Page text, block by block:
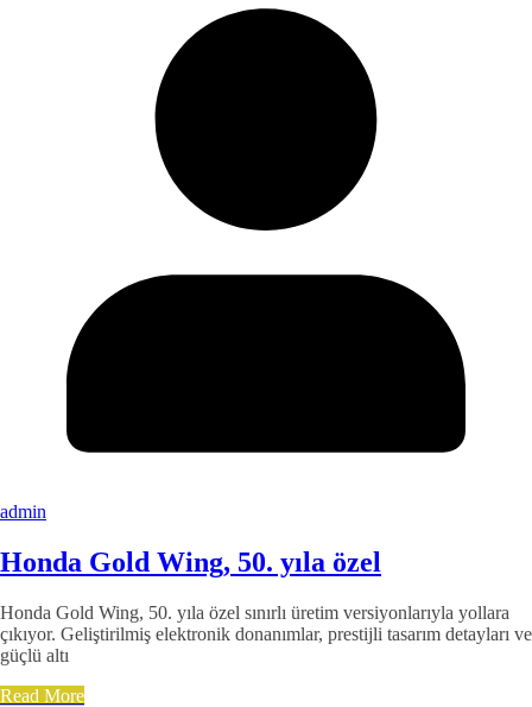
admin
Honda Gold Wing, 50. yıla özel
Honda Gold Wing, 50. yıla özel sınırlı üretim versiyonlarıyla yollara
çıkıyor. Geliştirilmiş elektronik donanımlar, prestijli tasarım detayları ve
güçlü altı
Read More